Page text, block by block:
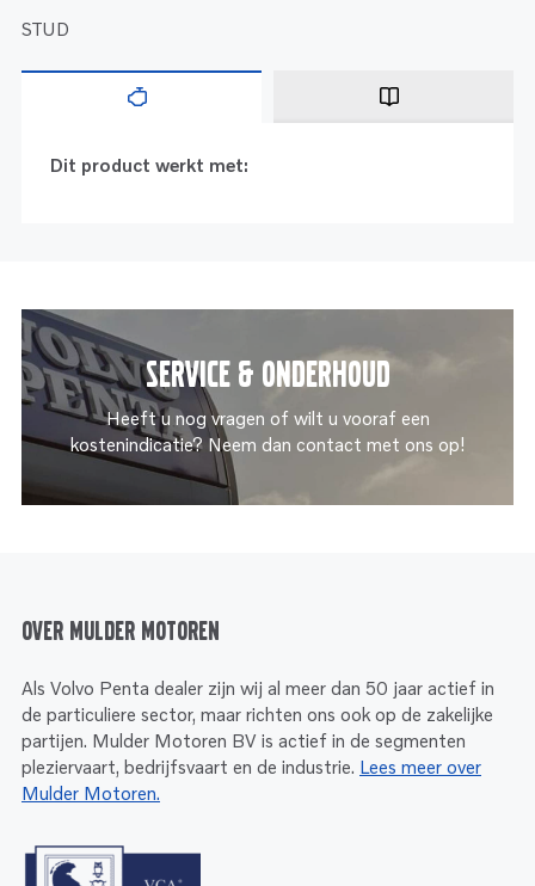
Reman – Industrie
STUD
Dit product werkt met:
Service & onderhoud
Heeft u nog vragen of wilt u vooraf een
kostenindicatie? Neem dan contact met ons op!
Over Mulder Motoren
Als Volvo Penta dealer zijn wij al meer dan 50 jaar actief in
de particuliere sector, maar richten ons ook op de zakelijke
partijen. Mulder Motoren BV is actief in de segmenten
pleziervaart, bedrijfsvaart en de industrie. Lees meer over
Mulder Motoren.